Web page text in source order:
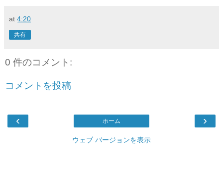
at 4:20
共有
0 件のコメント:
コメントを投稿
‹ ›
ホーム
ウェブ バージョンを表示